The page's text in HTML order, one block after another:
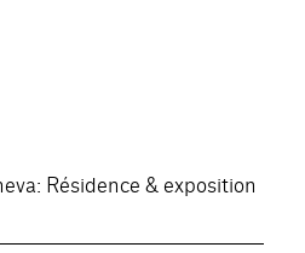
Résidence & exposition